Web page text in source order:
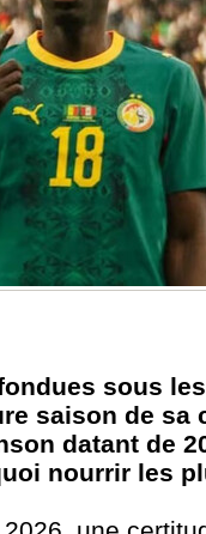
sous
saison de sa
datant de
nourrir les